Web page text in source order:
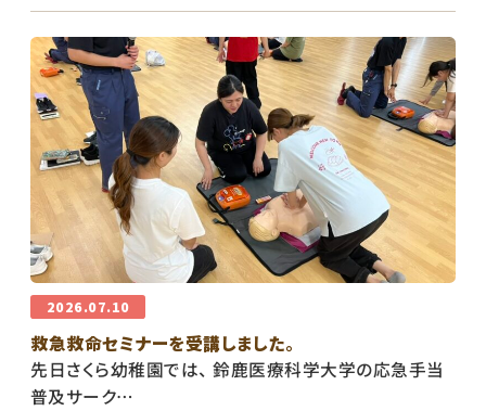
2026.07.10
救急救命セミナーを受講しました。
先日さくら幼稚園では、 鈴鹿医療科学大学の応急手当
普及サーク…